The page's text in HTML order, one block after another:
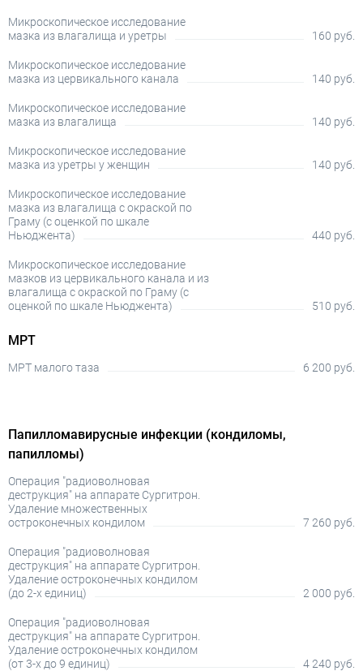
Микроскопическое исследование
мазка из влагалища и уретры
160 руб.
Микроскопическое исследование
мазка из цервикального канала
140 руб.
Микроскопическое исследование
мазка из влагалища
140 руб.
Микроскопическое исследование
мазка из уретры у женщин
140 руб.
Микроскопическое исследование
мазка из влагалища с окраской по
Граму (с оценкой по шкале
Ньюджента)
440 руб.
Микроскопическое исследование
мазков из цервикального канала и из
влагалища с окраской по Граму (с
оценкой по шкале Ньюджента)
510 руб.
МРТ
МРТ малого таза 6 200 руб.
Папилломавирусные инфекции (кондиломы,
папилломы)
Операция "радиоволновая
деструкция" на аппарате Сургитрон.
Удаление множественных
остроконечных кондилом
7 260 руб.
Операция "радиоволновая
деструкция" на аппарате Сургитрон.
Удаление остроконечных кондилом
(до 2-х единиц)
2 000 руб.
Операция "радиоволновая
деструкция" на аппарате Сургитрон.
Удаление остроконечных кондилом
(от 3-х до 9 единиц)
4 240 руб.